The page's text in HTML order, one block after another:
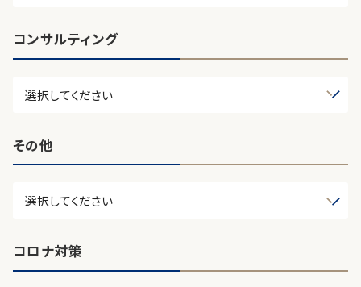
コンサルティング
その他
コロナ対策